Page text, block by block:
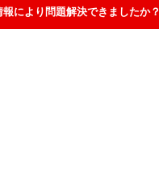
報により問題解決できましたか？